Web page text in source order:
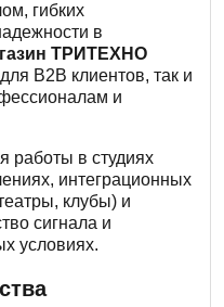
гибких
в
ТРИТЕХНО
B2B клиентов, так и
и
работы в студиях
интеграционных
клубы) и
сигнала и
условиях.